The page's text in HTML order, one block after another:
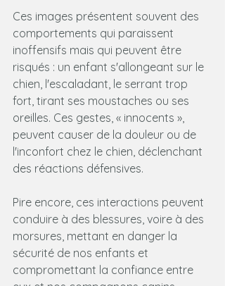
Ces images présentent souvent des
comportements qui paraissent
inoffensifs mais qui peuvent être
risqués : un enfant s'allongeant sur le
chien, l'escaladant, le serrant trop
fort, tirant ses moustaches ou ses
oreilles. Ces gestes, « innocents »,
peuvent causer de la douleur ou de
l'inconfort chez le chien, déclenchant
des réactions défensives.
Pire encore, ces interactions peuvent
conduire à des blessures, voire à des
morsures, mettant en danger la
sécurité de nos enfants et
compromettant la confiance entre